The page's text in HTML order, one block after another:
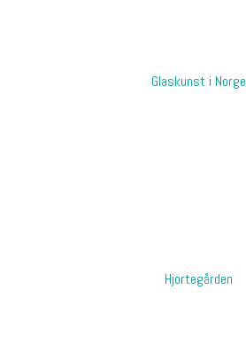
​Glaskunst i Norge
​Hjortegården